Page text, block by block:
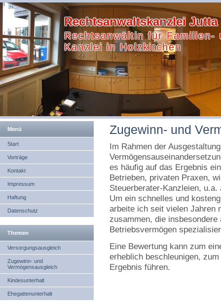
Rechtsanwaltskanzlei
Rechtsanwältin für Familien-
Kanzlei in Holzkirchen
Menü
Start
Vorträge
Kontakt
Impressum
Haftung
Datenschutz
Themen
Versorgungsausgleich
Zugewinn- und
Vermögensausgleich
Kindesunterhalt
Ehegattenunterhalt
Zugewinn- und
Im Rahmen der
es häufig auf das Ergebnis
Betrieben, privaten Praxen,
Steuerberater-Kanzleien, u.a.
Um ein schnelles und
arbeite ich seit vielen Jahren
zusammen, die
Betriebsvermögen
Eine Bewertung kann zum
erheblich beschleunigen,
Ergebnis führen.